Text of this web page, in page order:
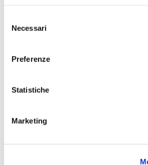
delNecessari
Preferenze
Statistiche
Marketing
Aggiudicatario Nome:
GEATTI ARNALDO SRL - cod.